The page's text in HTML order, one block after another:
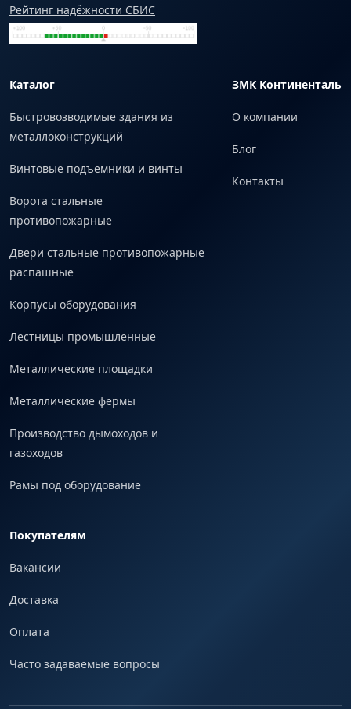
Рейтинг надёжности СБИС
Каталог
Быстровозводимые здания из
металлоконструкций
Винтовые подъемники и винты
Ворота стальные
противопожарные
Двери стальные противопожарные
распашные
Корпусы оборудования
Лестницы промышленные
Металлические площадки
Металлические фермы
Производство дымоходов и
газоходов
Рамы под оборудование
ЗМК Континенталь
О компании
Блог
Контакты
Покупателям
Вакансии
Доставка
Оплата
Часто задаваемые вопросы